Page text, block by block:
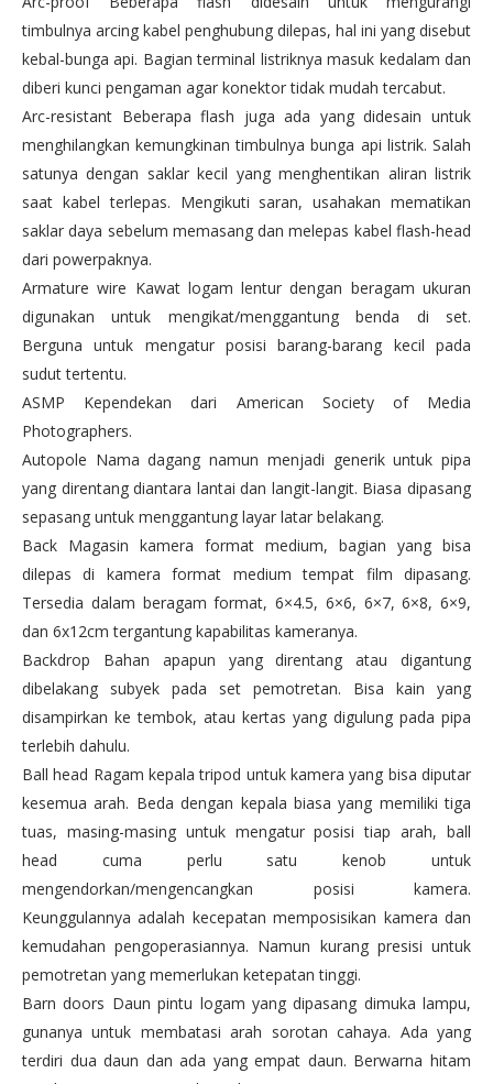
timbulnya arcing kabel penghubung dilepas, hal ini yang disebut
kebal-bunga api. Bagian terminal listriknya masuk kedalam dan
diberi kunci pengaman agar konektor tidak mudah tercabut.
Arc-resistant Beberapa flash juga ada yang didesain untuk
menghilangkan kemungkinan timbulnya bunga api listrik. Salah
satunya dengan saklar kecil yang menghentikan aliran listrik
saat kabel terlepas. Mengikuti saran, usahakan mematikan
saklar daya sebelum memasang dan melepas kabel flash-head
dari powerpaknya.
Armature wire Kawat logam lentur dengan beragam ukuran
digunakan untuk mengikat/menggantung benda di set.
Berguna untuk mengatur posisi barang-barang kecil pada
sudut tertentu.
ASMP Kependekan dari American Society of Media
Photographers.
Autopole Nama dagang namun menjadi generik untuk pipa
yang direntang diantara lantai dan langit-langit. Biasa dipasang
sepasang untuk menggantung layar latar belakang.
Back Magasin kamera format medium, bagian yang bisa
dilepas di kamera format medium tempat film dipasang.
Tersedia dalam beragam format, 6×4.5, 6×6, 6×7, 6×8, 6×9,
dan 6x12cm tergantung kapabilitas kameranya.
Backdrop Bahan apapun yang direntang atau digantung
dibelakang subyek pada set pemotretan. Bisa kain yang
disampirkan ke tembok, atau kertas yang digulung pada pipa
terlebih dahulu.
Ball head Ragam kepala tripod untuk kamera yang bisa diputar
kesemua arah. Beda dengan kepala biasa yang memiliki tiga
tuas, masing-masing untuk mengatur posisi tiap arah, ball
head cuma perlu satu kenob untuk
mengendorkan/mengencangkan posisi kamera.
Keunggulannya adalah kecepatan memposisikan kamera dan
kemudahan pengoperasiannya. Namun kurang presisi untuk
pemotretan yang memerlukan ketepatan tinggi.
Barn doors Daun pintu logam yang dipasang dimuka lampu,
gunanya untuk membatasi arah sorotan cahaya. Ada yang
terdiri dua daun dan ada yang empat daun. Berwarna hitam